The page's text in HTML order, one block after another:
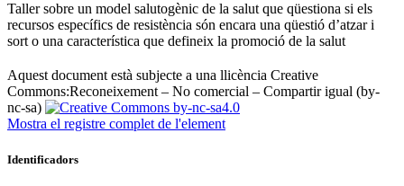
Taller sobre un model salutogènic de la salut que qüestiona si els
recursos específics de resistència són encara una qüestió d’atzar i
sort o una característica que defineix la promoció de la salut ​
Aquest document està subjecte a una llicència Creative
Commons:Reconeixement – No comercial – Compartir igual (by-
nc-sa)
Mostra el registre complet de l'element
Identificadors